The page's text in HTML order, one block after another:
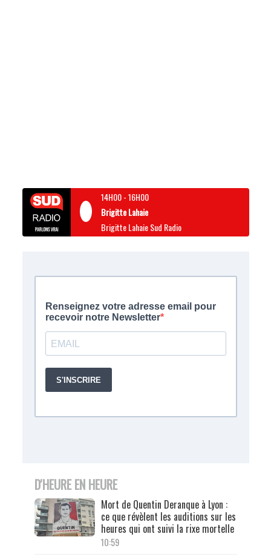
14H00-16H00
Brigitte Lahaie
Brigitte Lahaie Sud Radio
D'HEURE EN HEURE
Mort de Quentin Deranque à Lyon :
ce que révèlent les auditions sur les
heures qui ont suivi la rixe mortelle
10:59